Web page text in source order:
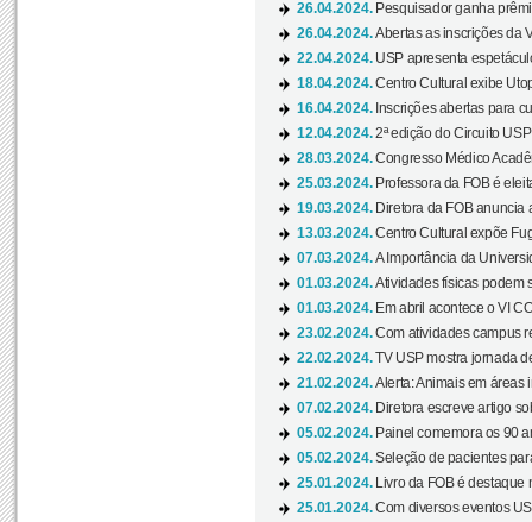
26.04.2024. Pesquisador ganha
26.04.2024.Abertas as inscrições da
22.04.2024. USP apresenta
18.04.2024.Centro Cultural exibe
16.04.2024. Inscrições abertas para
12.04.2024.2ª edição do Circuito
28.03.2024.Congresso Médico
25.03.2024. Professora da FOB é
19.03.2024. Diretora da FOB anuncia
13.03.2024.Centro Cultural expõe
07.03.2024.A Importância da
01.03.2024.Atividades físicas podem
01.03.2024. Em abril acontece o VI
23.02.2024.Com atividades campus
22.02.2024.TV USP mostra jornada
21.02.2024.Alerta: Animais em áreas
07.02.2024. Diretora escreve artigo
05.02.2024. Painel comemora os 90
05.02.2024.Seleção de pacientes
25.01.2024.
Livro da FOB é destaque
25.01.2024.Com diversos eventos